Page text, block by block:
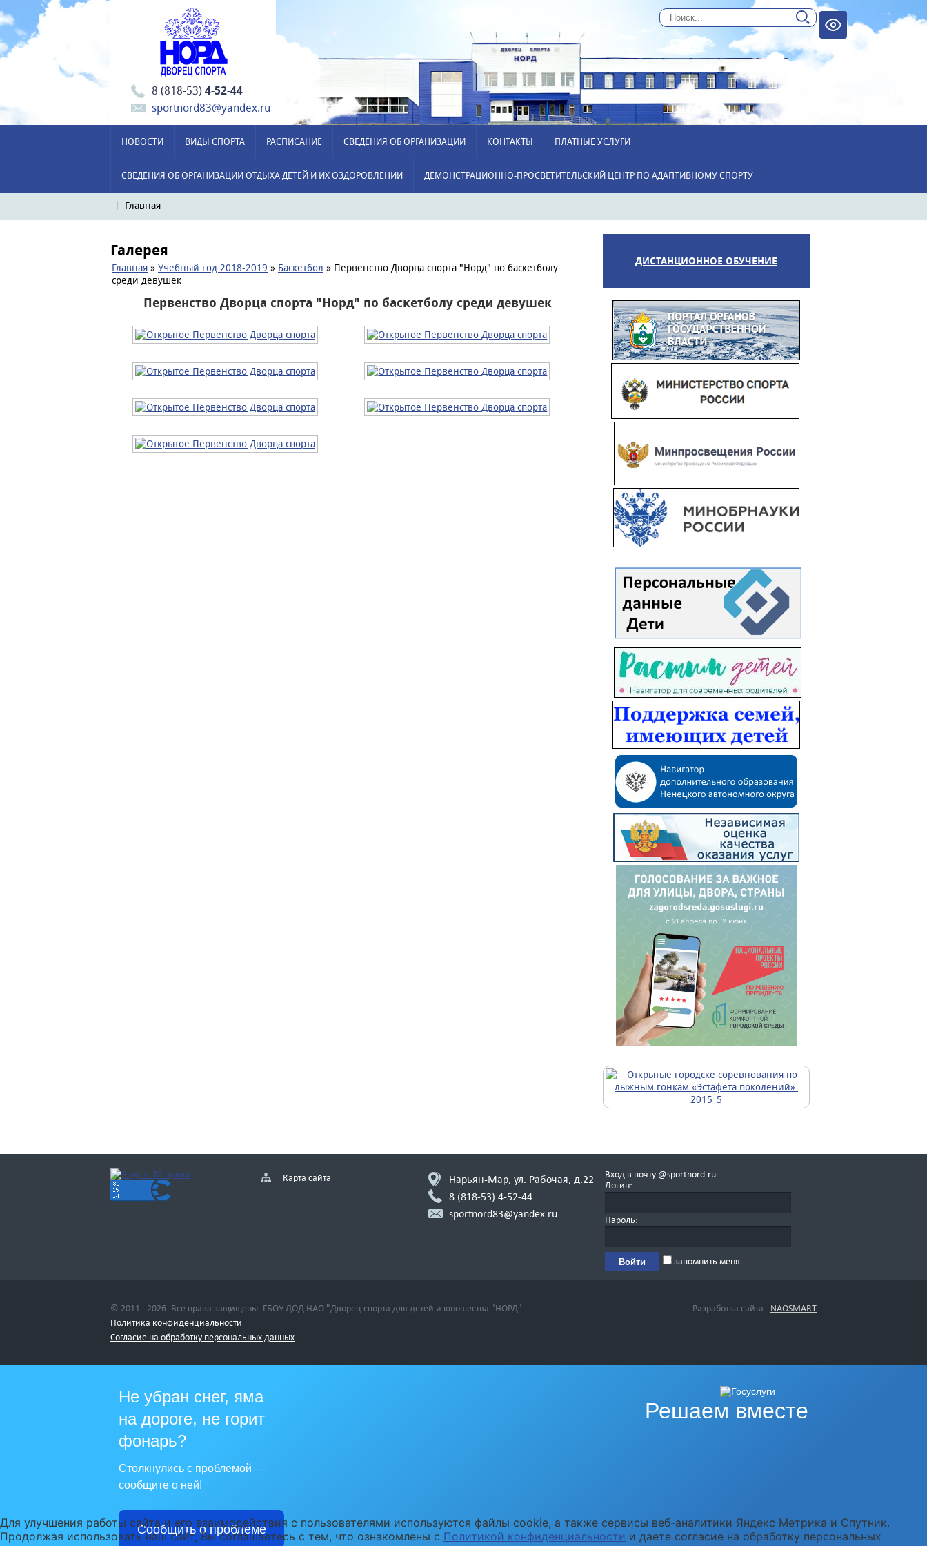
8 (818-53)4-52-44
sportnord83@yandex.ru
НОВОСТИ ВИДЫ СПОРТА РАСПИСАНИЕ СВЕДЕНИЯ ОБ ОРГАНИЗАЦИИ КОНТАКТЫ ПЛАТНЫЕ УСЛУГИ
СВЕДЕНИЯ ОБ ОРГАНИЗАЦИИ ОТДЫХА ДЕТЕЙ И ИХ ОЗДОРОВЛЕНИИ ДЕМОНСТРАЦИОННО-ПРОСВЕТИТЕЛЬСКИЙ ЦЕНТР ПО АДАПТИВНОМУ СПОРТУ
Главная
Галерея
Главная » Учебный год 2018-2019 » Баскетбол » Первенство Дворца спорта "Норд" по баскетболу
среди девушек
Первенство Дворца спорта "Норд" по баскетболу среди девушек
ДИСТАНЦИОННОЕ ОБУЧЕНИЕ
Карта сайта
Нарьян-Мар, ул. Рабочая, д.22
8 (818-53) 4-52-44
sportnord83@yandex.ru
Вход в почту @sportnord.ru
Логин:
Пароль:
запомнить меня
© 2011 - 2026. Все права защищены. ГБОУ ДОД НАО "Дворец спорта для детей и юношества "НОРД"
Политика конфиденциальности
Cогласие на обработку персональных данных
Разработка сайта - NAOSMART
Решаем вместе
Не убран снег, яма
на дороге, не горит
фонарь?
Столкнулись с проблемой —
сообщите о ней!
Сообщить о проблеме
Для улучшения работы сайта и его взаимодействия с пользователями используются файлы cookie, а также сервисы веб-аналитики Яндекс Метрика и Спутник.
Продолжая использовать наш сайт, Вы соглашаетесь с тем, что ознакомлены с Политикой конфиденциальности и даете согласие на обработку персональных